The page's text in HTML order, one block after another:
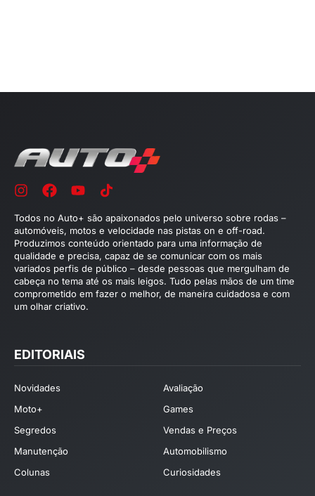
Todos no Auto+ são apaixonados pelo universo sobre rodas –
automóveis, motos e velocidade nas pistas on e off-road.
Produzimos conteúdo orientado para uma informação de
qualidade e precisa, capaz de se comunicar com os mais
variados perfis de público – desde pessoas que mergulham de
cabeça no tema até os mais leigos. Tudo pelas mãos de um time
comprometido em fazer o melhor, de maneira cuidadosa e com
um olhar criativo.
EDITORIAIS
Novidades
Avaliação
Moto+
Games
Segredos
Vendas e Preços
Manutenção
Automobilismo
Colunas
Curiosidades